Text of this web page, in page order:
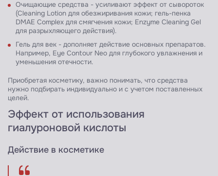
Очищающие средства - усиливают эффект от сывороток
(Cleaning Lotion для обезжиривания кожи; гель-пенка
DMAE Complex для смягчения кожи; Enzyme Cleaning Gel
для разрыхляющего действия).
Гель для век - дополняет действие основных препаратов.
Например, Eye Contour Neo для глубокого увлажнения и
уменьшения отечности.
Приобретая косметику, важно понимать, что средства
нужно подбирать индивидуально и с учетом поставленных
целей.
Эффект от использования
гиалуроновой кислоты
Действие в косметике